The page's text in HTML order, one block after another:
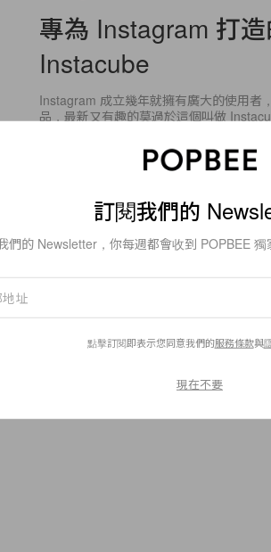
專為 Instagram 打
Instacube
Instagram 成立幾年就擁有廣大的使用者
品，最新又有趣的莫過於這個叫做
2015年4月17日
訂閱我們的
們的 Newsletter，你每週都會收到 POPBEE 獨
點擊訂閱即表示您同意我們的服務條款與
現在不要